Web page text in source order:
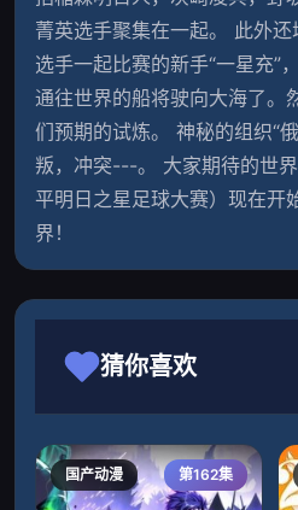
菁英选手聚集在一起。 此外
选手一起比赛的新手“一星充”
通往世界的船将驶向大海了。
们预期的试炼。 神秘的组织“
叛，冲突---。 大家期待的世
平明日之星足球大赛）现在开
界！
猜你喜欢
国产动漫 第162集